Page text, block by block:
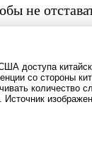
не
доступа
со стороны
количество
Источник